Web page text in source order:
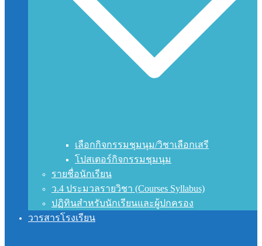
เลือกกิจกรรมชุมนุม/วิชาเลือกเสรี
โปสเตอร์กิจกรรมชุมนุม
รายชื่อนักเรียน
ว.4 ประมวลรายวิชา (Courses Syllabus)
ปฏิทินสำหรับนักเรียนและผู้ปกครอง
วารสารโรงเรียน